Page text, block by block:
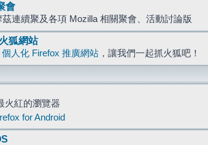
會
茲連續聚及各項 Mozilla 相關聚會、活動討論版
狐網站
個人化 Firefox 推廣網站 ，讓我們一起抓火狐吧！
火紅的瀏覽器
for Android